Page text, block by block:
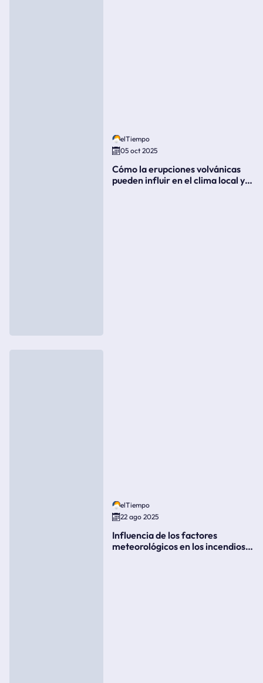
elTiempo
05 oct 2025
Cómo la erupciones volvánicas
pueden influir en el clima local y
elTiempo
22 ago 2025
Influencia de los factores
meteorológicos en los incendios